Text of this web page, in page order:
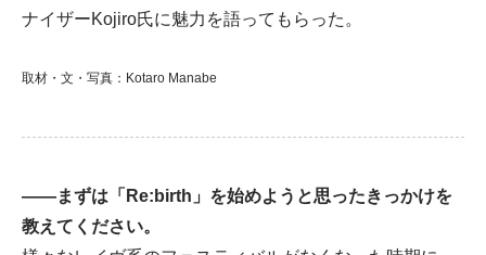
ナイザーKojiro氏に魅力を語ってもらった。
取材・文・写真：Kotaro Manabe
——まずは「Re:birth」を始めようと思ったきっかけを
教えてください。